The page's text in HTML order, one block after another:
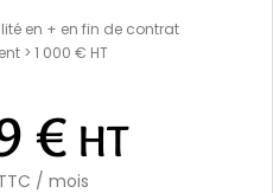
en + en fin de contrat
> 1 000 € HT
€ HT
/ mois